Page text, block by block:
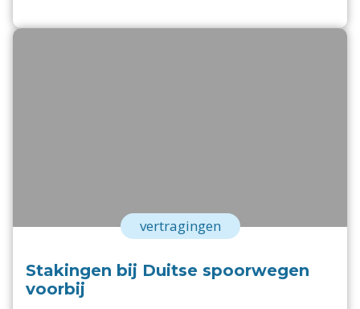
vertragingen
Stakingen bij Duitse spoorwegen
voorbij